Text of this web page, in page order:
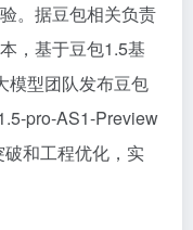
。据豆包相关负责
，基于豆包1.5基
模型团队发布豆包
pro-AS1-Preview
和工程优化，实